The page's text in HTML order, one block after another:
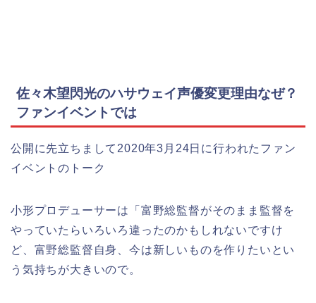
佐々木望閃光のハサウェイ声優変更理由なぜ？
ファンイベントでは
公開に先立ちまして2020年3月24日に行われたファン
イベントのトーク
小形プロデューサーは「富野総監督がそのまま監督を
やっていたらいろいろ違ったのかもしれないですけ
ど、富野総監督自身、今は新しいものを作りたいとい
う気持ちが大きいので。